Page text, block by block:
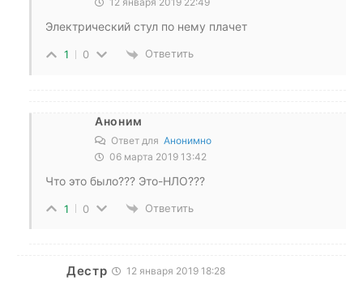
Электрический стул по нему плачет
1 0 Ответить
Аноним
Ответ для Анонимно
06 марта 2019 13:42
Что это было??? Это-НЛО???
1 0 Ответить
Дестр 12 января 2019 18:28